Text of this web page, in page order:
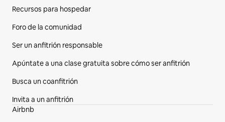
Recursos para hospedar
Foro de la comunidad
Ser un anfitrión responsable
Apúntate a una clase gratuita sobre cómo ser anfitrión
Busca un coanfitrión
Invita a un anfitrión
Airbnb